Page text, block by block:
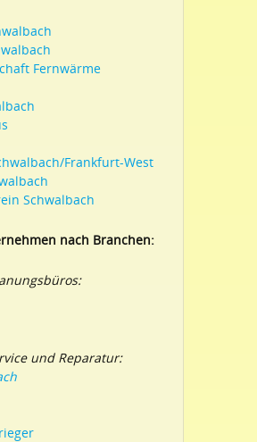
Fernwärme
Frankfurt-West
Schwalbach
nach Branchen:
und Reparatur: